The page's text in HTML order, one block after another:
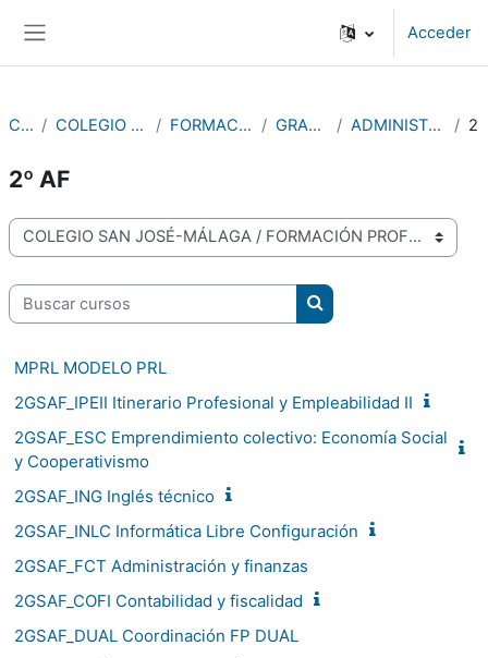
Acceder
Cursos COLEGIO SAN JOSÉ-MÁLAGA FORMACIÓN PROFESIONAL GRADO SUPERIOR ADMINISTRACIÓN Y FINANZAS
2º AF
Categorías
Buscar cursos
Buscar cursos
MPRL MODELO PRL
2GSAF_IPEII Itinerario Profesional y Empleabilidad II
2GSAF_ESC Emprendimiento colectivo: Economía Social
y Cooperativismo
2GSAF_ING Inglés técnico
2GSAF_INLC Informática Libre Configuración
2GSAF_FCT Administración y finanzas
2GSAF_COFI Contabilidad y fiscalidad
2GSAF_DUAL Coordinación FP DUAL